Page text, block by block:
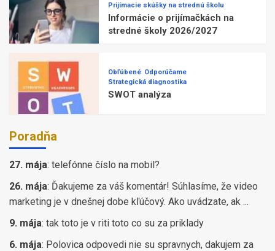
Prijímacie skúšky na strednú školu
Informácie o prijímačkách na
stredné školy 2026/2027
Obľúbené Odporúčame
Strategická diagnostika
SWOT analýza
Poradňa
27. mája: telefónne číslo na mobil?
26. mája: Ďakujeme za váš komentár! Súhlasíme, že video
marketing je v dnešnej dobe kľúčový. Ako uvádzate, ak ...
9. mája: tak toto je v riti toto co su za priklady
6. mája: Polovica odpovedi nie su spravnych, dakujem za